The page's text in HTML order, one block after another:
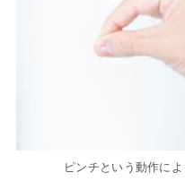
ピンチという動作に